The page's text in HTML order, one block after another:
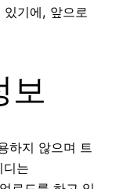
기에, 앞으로
보
하지 않으며 트
디는